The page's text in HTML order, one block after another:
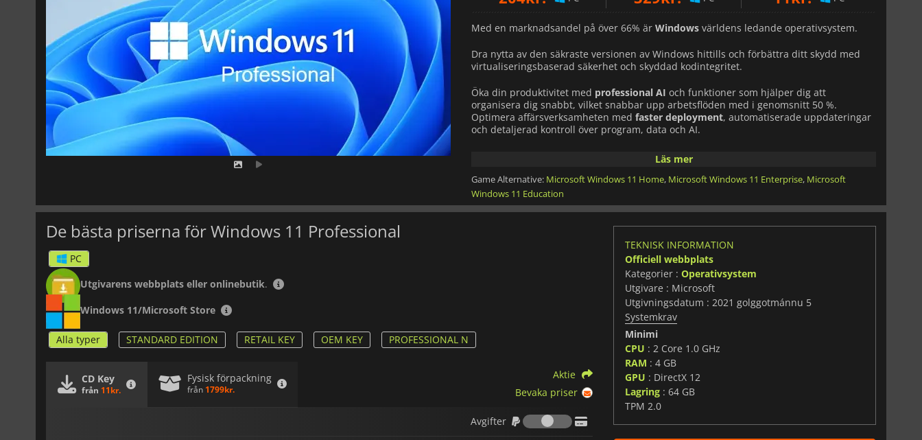
Med en marknadsandel på över 66% är Windows världens ledande operativsystem.
Dra nytta av den säkraste versionen av Windows hittills och förbättra ditt skydd med
virtualiseringsbaserad säkerhet och skyddad kodintegritet.
Öka din produktivitet med professional AI och funktioner som hjälper dig att
organisera dig snabbt, vilket snabbar upp arbetsflöden med i genomsnitt 50 %.
Optimera affärsverksamheten med faster deployment, automatiserade uppdateringar
och detaljerad kontroll över program, data och AI.
Windows är säkert genom design och som standard, med hårdvaruskyddslager för alla
convenient multi-factor authentication solution, som ger säkrare åtkomst utan att du
behöver komma ihåg lösenord.
Läs mer
Game Alternative: Microsoft Windows 11 Home, Microsoft Windows 11 Enterprise, Microsoft
Windows 11 Education
De bästa priserna för Windows 11 Professional
PC
Utgivarens webbplats eller onlinebutik.
Windows 11/Microsoft Store
Alla typer STANDARD EDITION RETAIL KEY OEM KEY PROFESSIONAL N
CD Key
från 11kr.
Fysisk förpackning
från 1799kr.
Aktie
Bevaka priser
Avgifter
Avgifter
TEKNISK INFORMATION
Officiell webbplats
Kategorier : Operativsystem
Utgivare : Microsoft
Utgivningsdatum : 2021 golggotmánnu 5
Systemkrav
Minimi
CPU : 2 Core 1.0 GHz
RAM : 4 GB
GPU : DirectX 12
Lagring: 64 GB
TPM 2.0